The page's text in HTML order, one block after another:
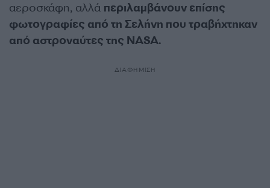
αεροσκάφη, αλλά περιλαμβάνουν επίσης
φωτογραφίες από τη Σελήνη που τραβήχτηκαν
από αστροναύτες της NASA.
ΔΙΑΦΗΜΙΣΗ